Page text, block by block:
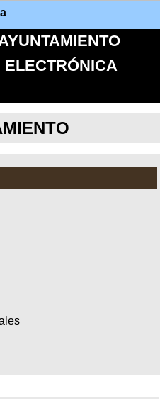
ELECTRÓNICA